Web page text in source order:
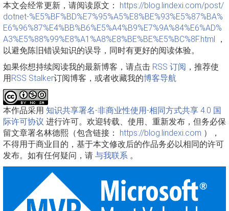
本文会经常更新，请阅读原文： https://blog.lindexi.com/post/
dotnet-%E5%BF%BD%E7%95%A5%E8%BE%93%E5%87%BA%
E6%96%87%E4%BB%B6%E5%A4%B9%E7%9A%84%E6%AD%
A3%E5%88%99%E8%A1%A8%E8%BE%BE%E5%BC%8F.html ，
以避免陈旧错误知识的误导，同时有更好的阅读体验。
如果你想持续阅读我的最新博客，请点击 RSS 订阅 ，推荐使
用RSS Stalker订阅博客，或者收藏我的博客导航
本作品采用 知识共享署名-非商业性使用-相同方式共享 4.0 国
际许可协议 进行许可。欢迎转载、使用、重新发布，但务必保
留文章署名林德熙（包含链接： https://blog.lindexi.com ），
不得用于商业目的，基于本文修改后的作品务必以相同的许可
发布。如有任何疑问，请 与我联系 。